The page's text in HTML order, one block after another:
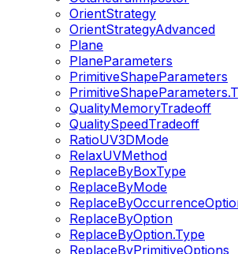
OrientStrategy
OrientStrategyAdvanced
Plane
PlaneParameters
PrimitiveShapeParameters
QualityMemoryTradeoff
QualitySpeedTradeoff
RatioUV3DMode
RelaxUVMethod
ReplaceByBoxType
ReplaceByMode
ReplaceByOption
ReplaceByOption.Type
ReplaceByPrimitiveOptions